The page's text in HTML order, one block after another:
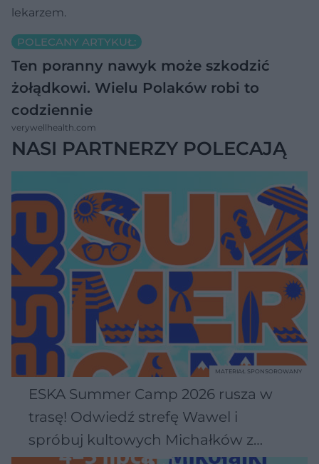
lekarzem.
POLECANY ARTYKUŁ:
Ten poranny nawyk może szkodzić
żołądkowi. Wielu Polaków robi to
codziennie
verywellhealth.com
NASI PARTNERZY POLECAJĄ
ESKA Summer Camp 2026 rusza w
trasę! Odwiedź strefę Wawel i
spróbuj kultowych Michałków z
MATERIAŁ SPONSOROWANY